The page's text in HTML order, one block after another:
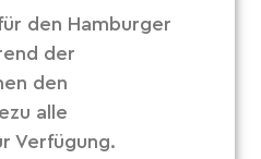
den Hamburger
der
den
alle
Verfügung.